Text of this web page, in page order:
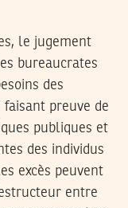
le jugement
bureaucrates
des
preuve de
publiques et
des individus
excès peuvent
entre